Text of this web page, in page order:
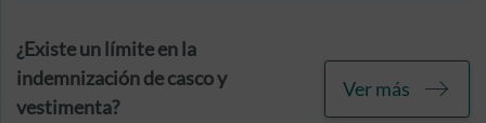
¿Existe un límite en la
indemnización de casco y
vestimenta?
Ver más